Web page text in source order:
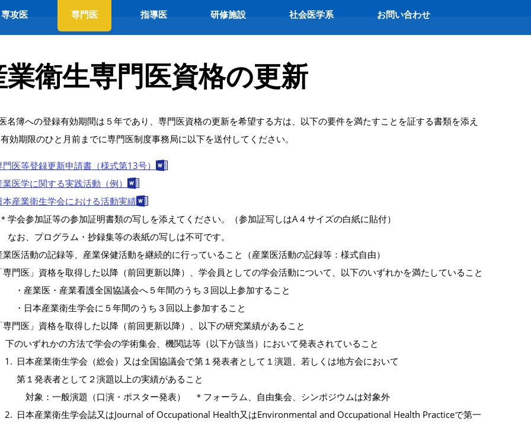
専攻医 専門医 指導医 研修施設 社会医学系 お問い合わせ
業衛生専門医資格の更新
名簿への登録有効期間は５年であり、専門医資格の更新を希望する方は、以下の要件を満たすことを証する書類を添え
効期限のひと月前までに専門医制度事務局に以下を送付してください。
門医等登録更新申請書（様式第13号）
業医学に関する実践活動（例）
本産業衛生学会における活動実績
学会参加証等の参加証明書類の写しを添えてください。（参加証写しはA４サイズの白紙に貼付）
お、プログラム・抄録集等の表紙の写しは不可です。
業医活動の記録等、産業保健活動を継続的に行っていること（産業医活動の記録等：様式自由）
専門医」資格を取得した以降（前回更新以降）、学会員としての学会活動について、以下のいずれかを満たしていること
・産業医・産業看護全国協議会へ５年間のうち３回以上参加すること
・日本産業衛生学会に５年間のうち３回以上参加すること
専門医」資格を取得した以降（前回更新以降）、以下の研究業績があること
下のいずれかの方法で学会の学術集会、機関誌等（以下が該当）において発表されていること
日本産業衛生学会（総会）又は全国協議会で第１発表者として１演題、若しくは地方会において
第１発表者として２演題以上の実績があること
対象：一般演題（口演・ポスター発表） ＊フォーラム、自由集会、シンポジウムは対象外
日本産業衛生学会誌又はJournal of Occupational Health又はEnvironmental and Occupational Health Practiceで第一